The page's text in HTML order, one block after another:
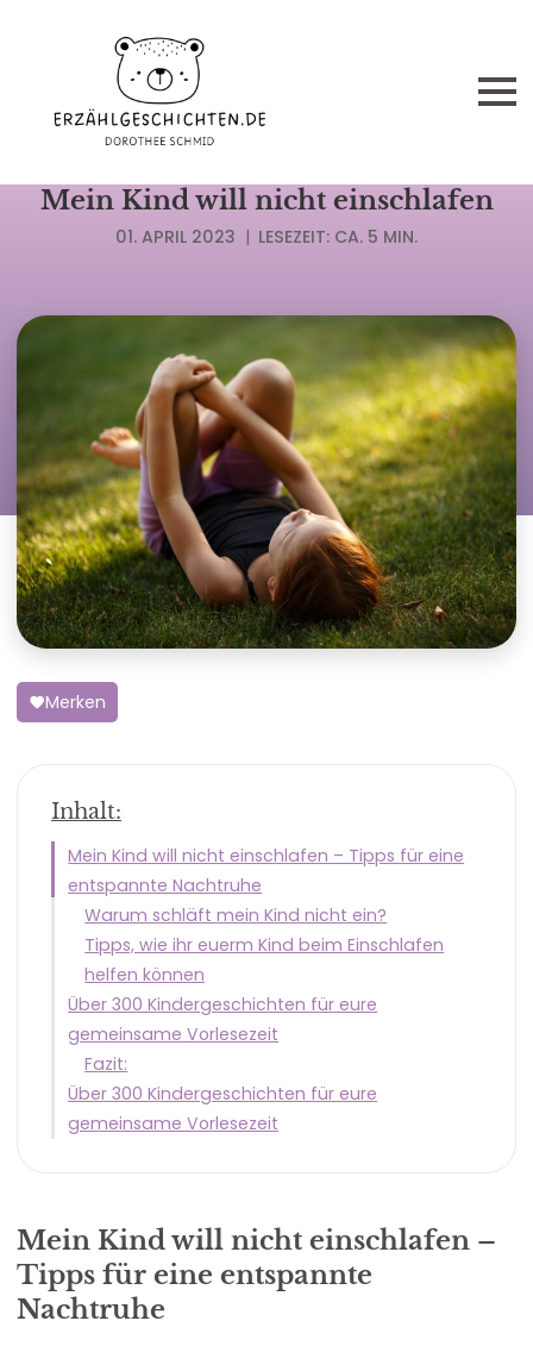
Mein Kind will nicht einschlafen
01. APRIL 2023 | LESEZEIT: CA. 5 MIN.
Merken
Inhalt:
Mein Kind will nicht einschlafen – Tipps für eine
entspannte Nachtruhe
Warum schläft mein Kind nicht ein?
Tipps, wie ihr euerm Kind beim Einschlafen
helfen können
Über 300 Kindergeschichten für eure
gemeinsame Vorlesezeit
Fazit:
Über 300 Kindergeschichten für eure
gemeinsame Vorlesezeit
Mein Kind will nicht einschlafen –
Tipps für eine entspannte
Nachtruhe